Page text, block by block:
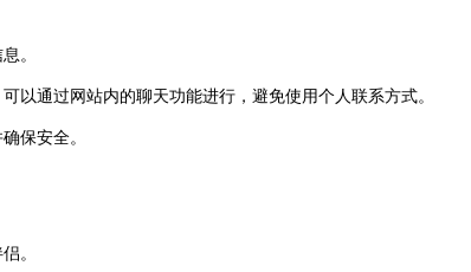
。
通过网站内的聊天功能进行，避免使用个人联系方式。
保安全。
。